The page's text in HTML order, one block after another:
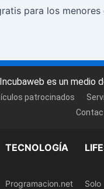
para los
Incubaweb es un medio
patrocinados
TECNOLOGÍA
Programacion.net
Solo